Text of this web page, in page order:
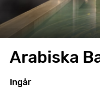
Arabiska
Ingår